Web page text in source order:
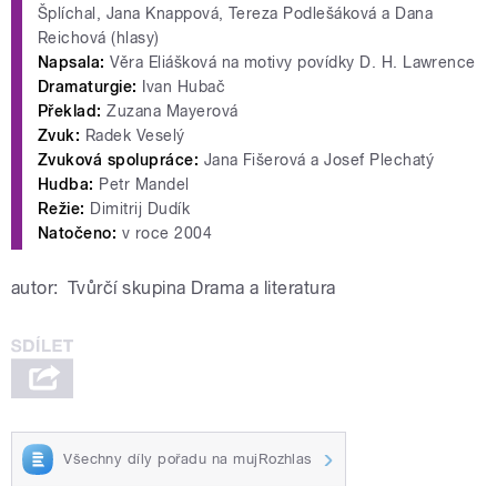
Šplíchal, Jana Knappová, Tereza Podlešáková a Dana
Reichová (hlasy)
Napsala: Věra Eliášková na motivy povídky D. H. Lawrence
Dramaturgie:
Ivan Hubač
Překlad: Zuzana Mayerová
Zvuk: Radek Veselý
Zvuková spolupráce: Jana Fišerová a Josef Plechatý
Hudba: Petr Mandel
Režie: Dimitrij Dudík
Natočeno: v roce 2004
autor: Tvůrčí skupina Drama a literatura
Všechny díly pořadu na mujRozhlas